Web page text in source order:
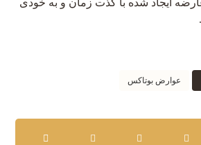
ایجاد شده با گذت زمان و به خودی
عوارض بوتاکس